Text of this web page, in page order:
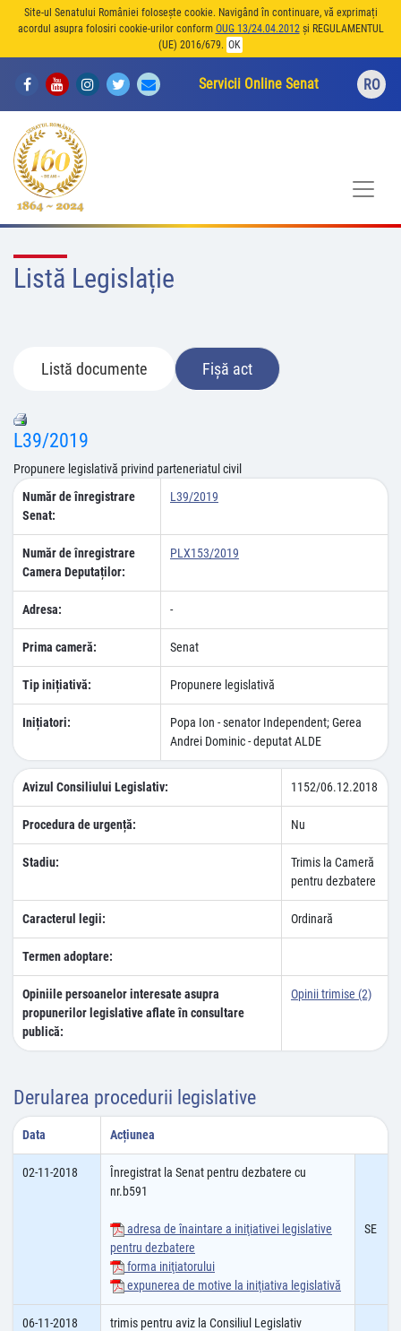
Site-ul Senatului României folosește cookie. Navigând în continuare, vă exprimați
acordul asupra folosiri cookie-urilor conform OUG 13/24.04.2012și REGULAMENTUL
(UE) 2016/679. OK
Servicii Online Senat RO
Listă Legislație
Listă documente Fișă act
L39/2019
Propunere legislativă privind parteneriatul civil
Număr de înregistrare
Senat:
L39/2019
Număr de înregistrare
Camera Deputaților:
PLX153/2019
Adresa: -
Prima cameră: Senat
Tip inițiativă: Propunere legislativă
Inițiatori:
Popa Ion - senator Independent; Gerea
Andrei Dominic - deputat ALDE
Avizul Consiliului Legislativ: 1152/06.12.2018
Procedura de urgență: Nu
Stadiu:
Trimis la Cameră
pentru dezbatere
Caracterul legii: Ordinară
Termen adoptare:
Opiniile persoanelor interesate asupra
propunerilor legislative aflate în consultare
publică:
Opinii trimise (2)
Derularea procedurii legislative
Data Acțiunea
02-11-2018
Înregistrat la Senat pentru dezbatere cu
nr.b591
adresa de înaintare a iniţiativei legislative
pentru dezbatere
forma iniţiatorului
expunerea de motive la iniţiativa legislativă
SE
06-11-2018
trimis pentru aviz la Consiliul Legislativ